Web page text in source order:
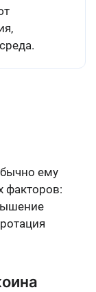
ему
факторов: